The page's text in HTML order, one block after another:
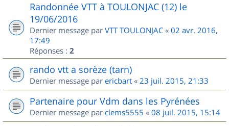
Randonnée VTT à TOULONJAC (12) le
19/06/2016
Dernier message par VTT TOULONJAC « 02 avr. 2016,
17:49
Réponses : 2
rando vtt a sorèze (tarn)
Dernier message par ericbart « 23 juil. 2015, 21:33
Partenaire pour Vdm dans les Pyrénées
Dernier message par clems5555 « 08 juil. 2015, 15:14